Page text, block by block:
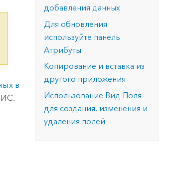
Изучить ArcGIS Pro
данных, а также для получения
сложные задачи.
Изучить этот курс
позволили провести критически важные
в
добавления данных
Для обновления
используйте панель
Атрибуты
Копирование и вставка из
другого приложения
Использование Вид Поля
для создания, изменения и
удаления полей